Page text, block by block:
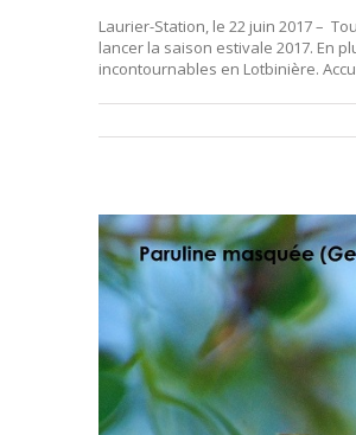
Laurier-Station, le 22 juin 2017 –
lancer la saison estivale 2017. En
incontournables en Lotbinière.